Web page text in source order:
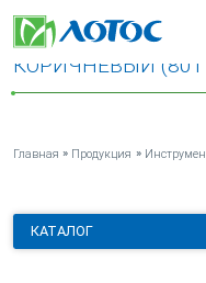
САМОРЕЗ С
КОРИЧНЕВЫЙ
Главная » Продукция »
КАТАЛОГ